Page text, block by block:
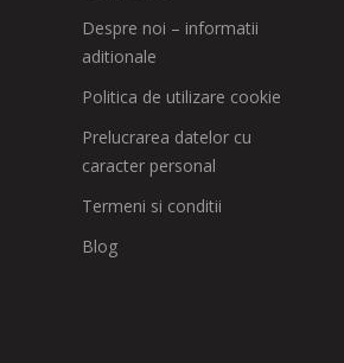
Despre noi – informatii
aditionale
Politica de utilizare cookie
Prelucrarea datelor cu
caracter personal
Termeni si conditii
Blog